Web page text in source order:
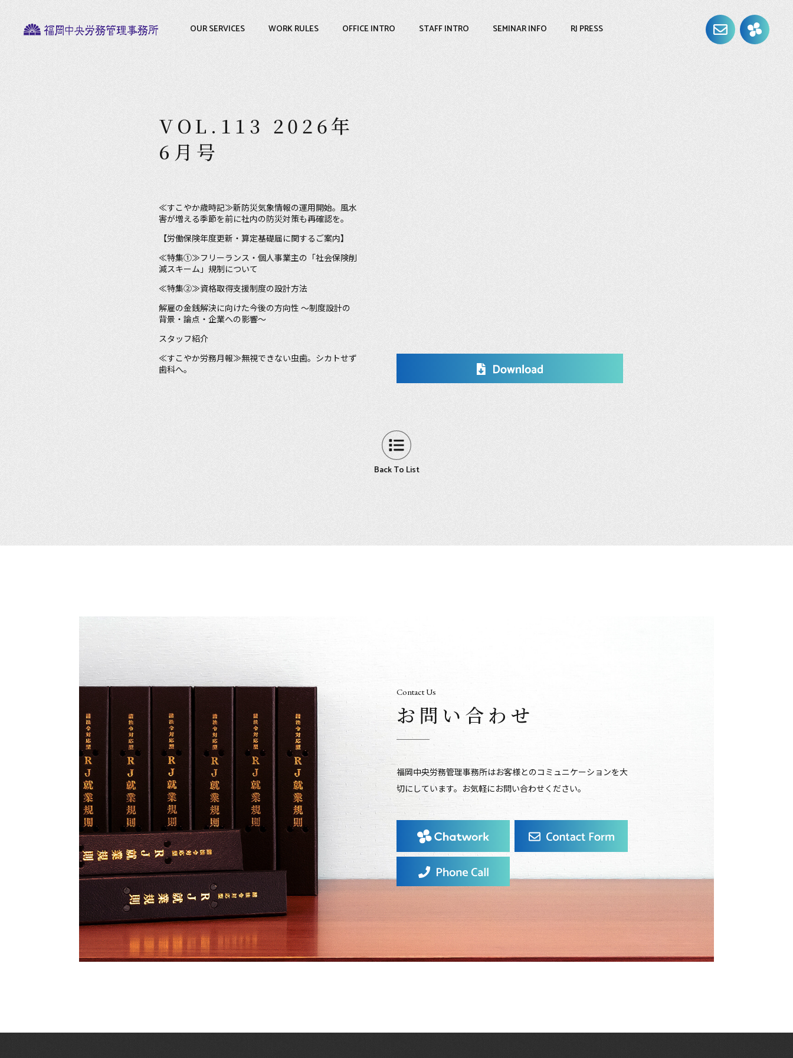
OUR SERVICES WORK RULES OFFICE INTRO STAFF INTRO SEMINAR INFO RJ PRESS
VOL.113 2026年
6月号
≪すこやか歳時記≫新防災気象情報の運用開始。風水
害が増える季節を前に社内の防災対策も再確認を。
【労働保険年度更新・算定基礎届に関するご案内】
≪特集①≫フリーランス・個人事業主の「社会保険削
減スキーム」規制について
≪特集②≫資格取得支援制度の設計方法
解雇の金銭解決に向けた今後の方向性 ～制度設計の
背景・論点・企業への影響～
スタッフ紹介
≪すこやか労務月報≫無視できない虫歯。シカトせず
歯科へ。
Back To List
Contact Us
お問い合わせ
福岡中央労務管理事務所はお客様とのコミュニケーションを大
切にしています。お気軽にお問い合わせください。